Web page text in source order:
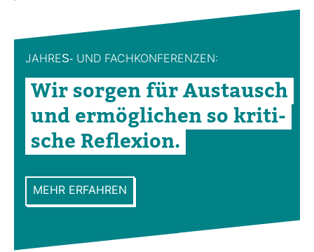
JAHRES-​ UND FACH­KON­FE­RENZEN:
Wir sorgen für Aus­tausch
und ermög­li­chen so kri­ti­
sche Refle­xion.
MEHR ERFAHREN